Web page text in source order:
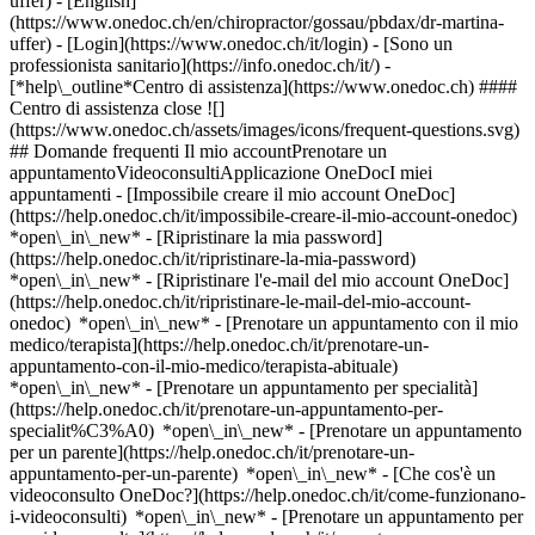
(https://www.onedoc.ch/en/chiropractor/gossau/pbdax/dr-martina-
uffer) - [Login](https://www.onedoc.ch/it/login) - [Sono un
professionista sanitario](https://info.onedoc.ch/it/) -
[*help\_outline*Centro di assistenza](https://www.onedoc.ch) ####
Centro di assistenza close ![]
(https://www.onedoc.ch/assets/images/icons/frequent-questions.svg)
## Domande frequenti Il mio accountPrenotare un
appuntamentoVideoconsultiApplicazione OneDocI miei
appuntamenti - [Impossibile creare il mio account OneDoc]
(https://help.onedoc.ch/it/impossibile-creare-il-mio-account-onedoc)
*open\_in\_new* - [Ripristinare la mia password]
(https://help.onedoc.ch/it/ripristinare-la-mia-password)
*open\_in\_new* - [Ripristinare l'e-mail del mio account OneDoc]
(https://help.onedoc.ch/it/ripristinare-le-mail-del-mio-account-
onedoc) *open\_in\_new* - [Prenotare un appuntamento con il mio
medico/terapista](https://help.onedoc.ch/it/prenotare-un-
appuntamento-con-il-mio-medico/terapista-abituale)
*open\_in\_new* - [Prenotare un appuntamento per specialità]
(https://help.onedoc.ch/it/prenotare-un-appuntamento-per-
specialit%C3%A0) *open\_in\_new* - [Prenotare un appuntamento
per un parente](https://help.onedoc.ch/it/prenotare-un-
appuntamento-per-un-parente) *open\_in\_new* - [Che cos'è un
videoconsulto OneDoc?](https://help.onedoc.ch/it/come-funzionano-
i-videoconsulti) *open\_in\_new* - [Prenotare un appuntamento per